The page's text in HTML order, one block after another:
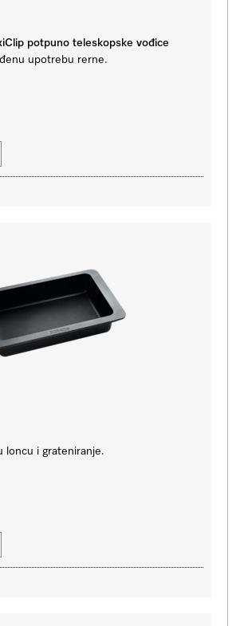
potpuno teleskopske vođice
upotrebu rerne.
loncu i grateniranje.